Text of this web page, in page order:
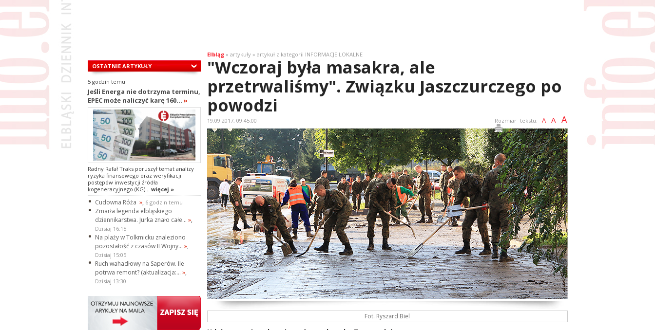
OSTATNIE ARTYKUŁY
5 godzin temu
Jeśli Energa nie dotrzyma terminu,
EPEC może naliczyć karę 160... »
Radny Rafał Traks poruszył temat analizy
ryzyka finansowego oraz weryfikacji
postępów inwestycji źródła
kogeneracyjnego (KG)... więcej »
Cudowna Róża », 6 godzin temu
Zmarła legenda elbląskiego
dziennikarstwa. Jurka znało całe... »,
Dzisiaj 16:15
Na plaży w Tolkmicku znaleziono
pozostałość z czasów II Wojny... »,
Dzisiaj 15:05
Ruch wahadłowy na Saperów. Ile
potrwa remont? (aktualizacja:... »,
Dzisiaj 13:30
Elbląg» artykuły » artykuł z kategorii INFORMACJE LOKALNE
"Wczoraj była masakra, ale
przetrwaliśmy". Związku Jaszczurczego po
powodzi
19.09.2017, 09:45:00 Rozmiar tekstu: A A A
Fot. Ryszard Biel